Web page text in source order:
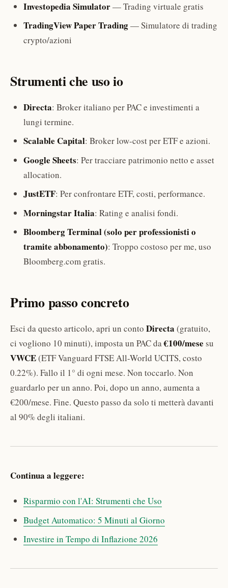
Investopedia Simulator— Trading virtuale gratis
TradingView Paper Trading— Simulatore di trading
crypto/azioni
Strumenti che uso io
Directa: Broker italiano per PAC e investimenti a
lungi termine.
Scalable Capital: Broker low-cost per ETF e azioni.
Google Sheets: Per tracciare patrimonio netto e asset
allocation.
JustETF: Per confrontare ETF, costi, performance.
Morningstar Italia: Rating e analisi fondi.
Bloomberg Terminal (solo per professionisti o
tramite abbonamento): Troppo costoso per me, uso
Bloomberg.com gratis.
Primo passo concreto
Esci da questo articolo, apri un conto Directa (gratuito,
ci vogliono 10 minuti), imposta un PAC da€100/mese su
VWCE(ETF Vanguard FTSE All-World UCITS, costo
0.22%). Fallo il 1° di ogni mese. Non toccarlo. Non
guardarlo per un anno. Poi, dopo un anno, aumenta a
€200/mese. Fine. Questo passo da solo ti metterà davanti
al 90% degli italiani.
Continua a leggere:
Risparmio con l'AI: Strumenti che Uso
Budget Automatico: 5 Minuti al Giorno
Investire in Tempo di Inflazione 2026